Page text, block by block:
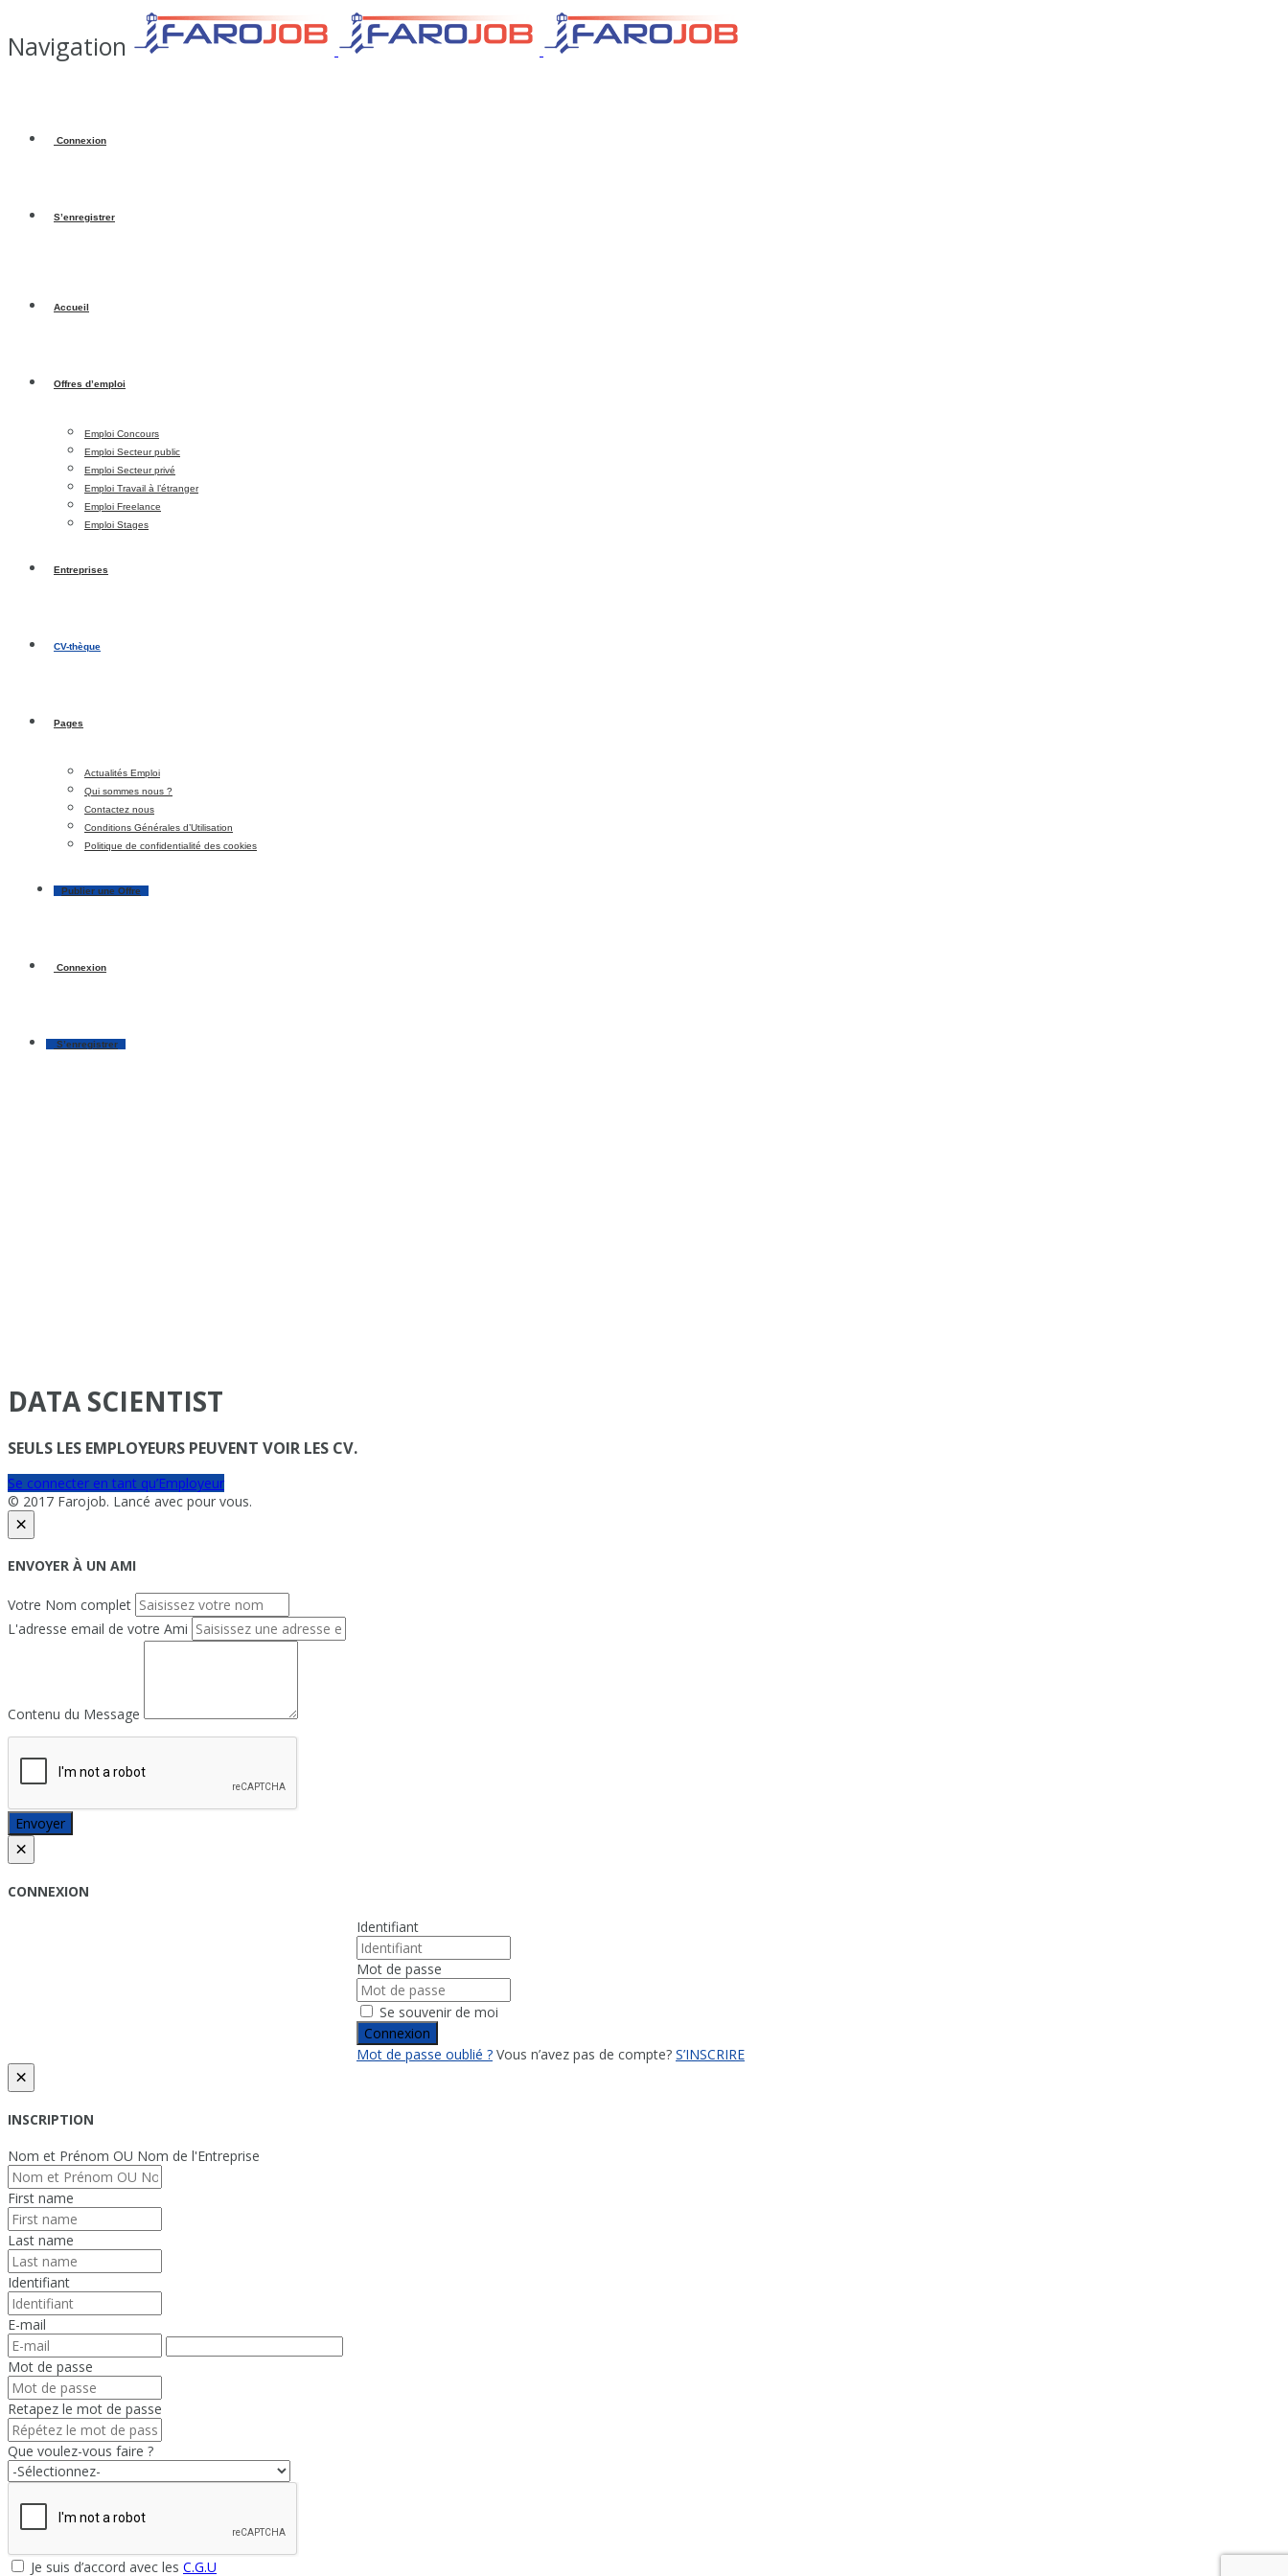
Navigation
Connexion
S’enregistrer
Accueil
Offres d’emploi
Emploi Concours
Emploi Secteur public
Emploi Secteur privé
Emploi Travail à l’étranger
Emploi Freelance
Emploi Stages
Entreprises
CV-thèque
Pages
Actualités Emploi
Qui sommes nous ?
Contactez nous
Conditions Générales d’Utilisation
Politique de confidentialité des cookies
Publier une Offre
Connexion
S’enregistrer
DATA SCIENTIST
SEULS LES EMPLOYEURS PEUVENT VOIR LES CV.
Se connecter en tant qu’Employeur
© 2017 Farojob. Lancé avec pour vous.
×
ENVOYER À UN AMI
Votre Nom complet
L'adresse email de votre Ami
Contenu du Message
Envoyer
×
CONNEXION
Identifiant
Mot de passe
Se souvenir de moi
Connexion
Mot de passe oublié ? Vous n’avez pas de compte? S’INSCRIRE
×
INSCRIPTION
Nom et Prénom OU Nom de l'Entreprise
First name
Last name
Identifiant
E-mail
Mot de passe
Retapez le mot de passe
Que voulez-vous faire ?
Je suis d’accord avec les C.G.U